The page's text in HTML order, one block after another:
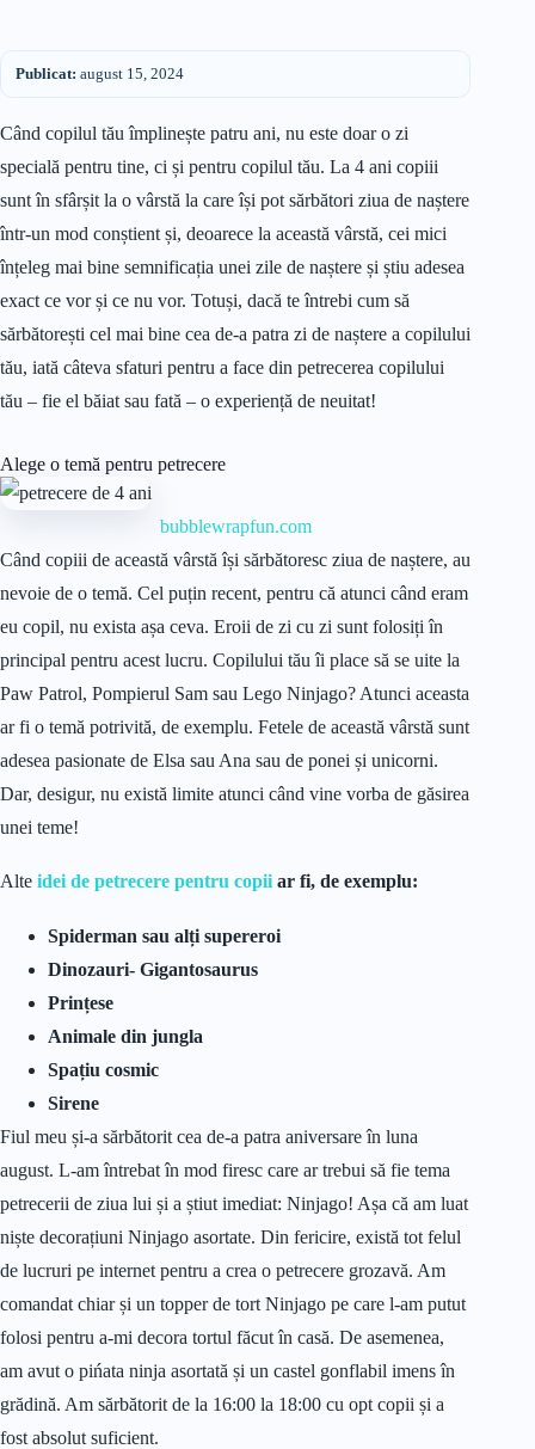
Publicat: august 15, 2024
Când copilul tău împlinește patru ani, nu este doar o zi
specială pentru tine, ci și pentru copilul tău. La 4 ani copiii
sunt în sfârșit la o vârstă la care își pot sărbători ziua de naștere
într-un mod conștient și, deoarece la această vârstă, cei mici
înțeleg mai bine semnificația unei zile de naștere și știu adesea
exact ce vor și ce nu vor. Totuși, dacă te întrebi cum să
sărbătorești cel mai bine cea de-a patra zi de naștere a copilului
tău, iată câteva sfaturi pentru a face din petrecerea copilului
tău – fie el băiat sau fată – o experiență de neuitat!
Alege o temă pentru petrecere
bubblewrapfun.com
Când copiii de această vârstă își sărbătoresc ziua de naștere, au
nevoie de o temă. Cel puțin recent, pentru că atunci când eram
eu copil, nu exista așa ceva. Eroii de zi cu zi sunt folosiți în
principal pentru acest lucru. Copilului tău îi place să se uite la
Paw Patrol, Pompierul Sam sau Lego Ninjago? Atunci aceasta
ar fi o temă potrivită, de exemplu. Fetele de această vârstă sunt
adesea pasionate de Elsa sau Ana sau de ponei și unicorni.
Dar, desigur, nu există limite atunci când vine vorba de găsirea
unei teme!
Alte idei de petrecere pentru copii ar fi, de exemplu:
Spiderman sau alți supereroi
Dinozauri- Gigantosaurus
Prințese
Animale din jungla
Spațiu cosmic
Sirene
Fiul meu și-a sărbătorit cea de-a patra aniversare în luna
august. L-am întrebat în mod firesc care ar trebui să fie tema
petrecerii de ziua lui și a știut imediat: Ninjago! Așa că am luat
niște decorațiuni Ninjago asortate. Din fericire, există tot felul
de lucruri pe internet pentru a crea o petrecere grozavă. Am
comandat chiar și un topper de tort Ninjago pe care l-am putut
folosi pentru a-mi decora tortul făcut în casă. De asemenea,
am avut o pińata ninja asortată și un castel gonflabil imens în
grădină. Am sărbătorit de la 16:00 la 18:00 cu opt copii și a
fost absolut suficient.